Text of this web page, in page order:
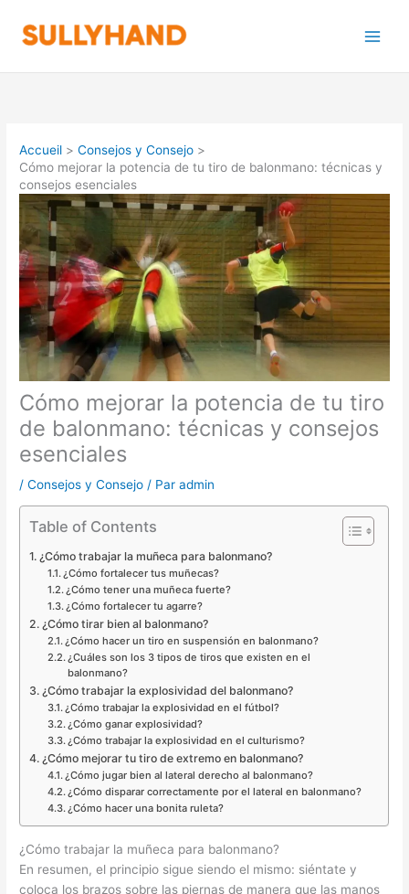
contenu
Accueil
Consejos y Consejo
Cómo mejorar la potencia de tu tiro de balonmano: técnicas y
consejos esenciales
Cómo mejorar la potencia de tu tiro
de balonmano: técnicas y consejos
esenciales
/Consejos y Consejo / Paradmin
Table of Contents
¿Cómo trabajar la muñeca para balonmano?
¿Cómo fortalecer tus muñecas?
¿Cómo tener una muñeca fuerte?
¿Cómo fortalecer tu agarre?
¿Cómo tirar bien al balonmano?
¿Cómo hacer un tiro en suspensión en balonmano?
¿Cuáles son los 3 tipos de tiros que existen en el
balonmano?
¿Cómo trabajar la explosividad del balonmano?
¿Cómo trabajar la explosividad en el fútbol?
¿Cómo ganar explosividad?
¿Cómo trabajar la explosividad en el culturismo?
¿Cómo mejorar tu tiro de extremo en balonmano?
¿Cómo jugar bien al lateral derecho al balonmano?
¿Cómo disparar correctamente por el lateral en balonmano?
¿Cómo hacer una bonita ruleta?
¿Cómo trabajar la muñeca para balonmano?
En resumen, el principio sigue siendo el mismo: siéntate y
coloca los brazos sobre las piernas de manera que las manos